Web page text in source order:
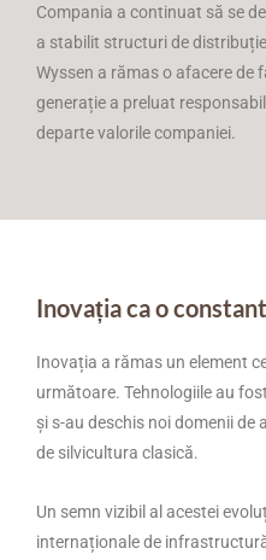
Compania a continuat să se
a stabilit structuri de
Wyssen a rămas o afacere de
generație a preluat
departe valorile companiei.
Inovația ca o
Inovația a rămas un element
următoare. Tehnologiile au
și s-au deschis noi domenii
de silvicultura clasică.
Un semn vizibil al acestei
internaționale de